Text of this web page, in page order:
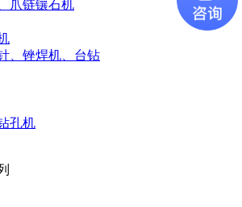
爪链镶石机
、锉焊机、台钻
孔机